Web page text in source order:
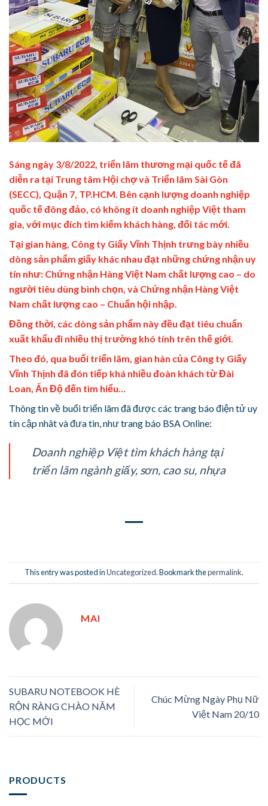
Sáng ngày 3/8/2022, triển lãm thương mại quốc tế đã
diễn ra tại Trung tâm Hội chợ và Triển lãm Sài Gòn
(SECC), Quận 7, TP.HCM. Bên cạnh lượng doanh nghiệp
quốc tế đông đảo, có không ít doanh nghiệp Việt tham
gia, với mục đích tìm kiếm khách hàng, đối tác mới.
Tại gian hàng, Công ty Giấy Vĩnh Thịnh trưng bày nhiều
dòng sản phẩm giấy khác nhau đạt những chứng nhận uy
tín như: Chứng nhận Hàng Việt Nam chất lượng cao – do
người tiêu dùng bình chọn, và Chứng nhận Hàng Việt
Nam chất lượng cao – Chuẩn hội nhập.
Đồng thời, các dòng sản phẩm này đều đạt tiêu chuẩn
xuất khẩu đi nhiều thị trường khó tính trên thế giới.
Theo đó, qua buổi triển lãm, gian hàn của Công ty Giấy
Vĩnh Thịnh đã đón tiếp khá nhiều đoàn khách từ Đài
Loan, Ấn Độ đến tìm hiểu…
Thông tin về buổi triển lãm đã được các trang báo điện tử uy
tín cập nhât và đưa tin, như trang báo BSA Online:
Doanh nghiệp Việt tìm khách hàng tại
triển lãm ngành giấy, sơn, cao su, nhựa
This entry was posted inUncategorized. Bookmark thepermalink.
MAI
SUBARU NOTEBOOK HÈ
RỘN RÀNG CHÀO NĂM
HỌC MỚI
Chúc Mừng Ngày Phụ Nữ
Việt Nam 20/10
PRODUCTS